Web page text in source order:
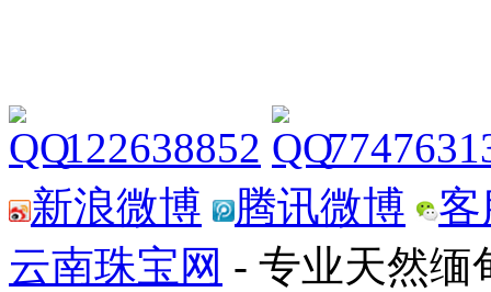
122638852
新浪微博
腾讯微博
云南珠宝网 - 专业天然缅